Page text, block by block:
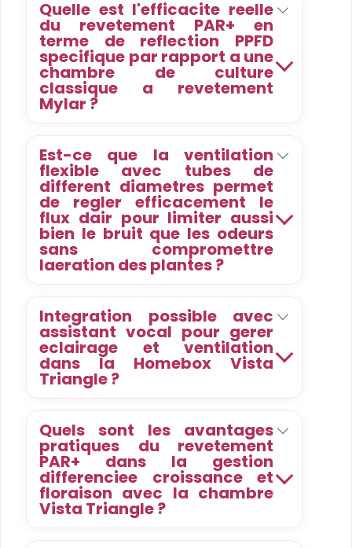
Quelle est l'efficacite reelle
du revetement PAR+ en
terme de reflection PPFD
specifique par rapport a une
chambre de culture
classique a revetement
Mylar ?
Est-ce que la ventilation
flexible avec tubes de
different diametres permet
de regler efficacement le
flux dair pour limiter aussi
bien le bruit que les odeurs
sans compromettre
laeration des plantes ?
Integration possible avec
assistant vocal pour gerer
eclairage et ventilation
dans la Homebox Vista
Triangle ?
Quels sont les avantages
pratiques du revetement
PAR+ dans la gestion
differenciee croissance et
floraison avec la chambre
Vista Triangle ?